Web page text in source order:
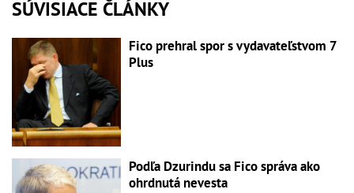
SÚVISIACE ČLÁNKY
Fico prehral spor s vydavateľstvom 7
Plus
Podľa Dzurindu sa Fico správa ako
ohrdnutá nevesta